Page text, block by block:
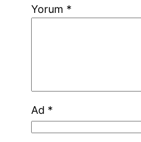
Yorum *
Ad *